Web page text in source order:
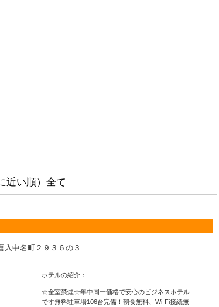
近い順）全て
入中名町２９３６の３
ホテルの紹介：
☆全室禁煙☆年中同一価格で安心のビジネスホテル
です無料駐車場106台完備！朝食無料、Wi-Fi接続無